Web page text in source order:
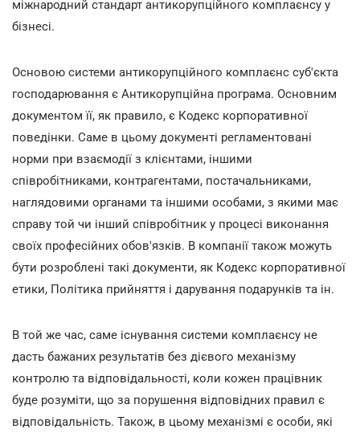
міжнародний стандарт антикорупційного комплаєнсу у
бізнесі.
Основою системи антикорупційного комплаєнс суб'єкта
господарювання є Антикорупційна програма. Основним
документом її, як правило, є Кодекс корпоративної
поведінки. Саме в цьому документі регламентовані
норми при взаємодії з клієнтами, іншими
співробітниками, контрагентами, постачальниками,
наглядовими органами та іншими особами, з якими має
справу той чи інший співробітник у процесі виконання
своїх професійних обов'язків. В компанії також можуть
бути розроблені такі документи, як Кодекс корпоративної
етики, Політика прийняття і дарування подарунків та ін.
В той же час, саме існування системи комплаєнсу не
дасть бажаних результатів без дієвого механізму
контролю та відповідальності, коли кожен працівник
буде розуміти, що за порушення відповідних правил є
відповідальність. Також, в цьому механізмі є особи, які